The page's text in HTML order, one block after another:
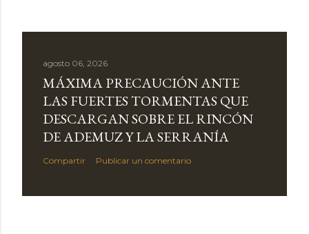
agosto 06, 2026
MÁXIMA PRECAUCIÓN ANTE
LAS FUERTES TORMENTAS QUE
DESCARGAN SOBRE EL RINCÓN
DE ADEMUZ Y LA SERRANÍA
Compartir Publicar un comentario